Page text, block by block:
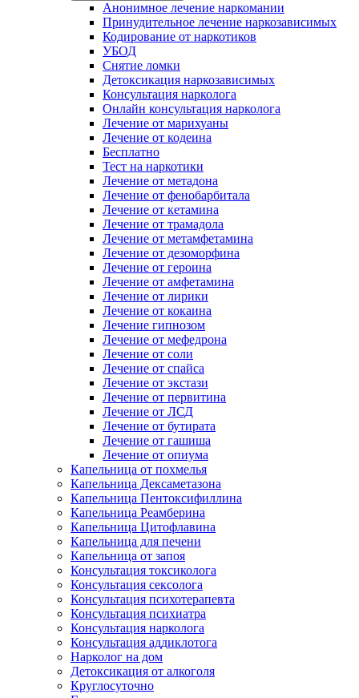
Анонимное лечение наркомании
Принудительное лечение наркозависимых
Кодирование от наркотиков
УБОД
Снятие ломки
Детоксикация наркозависимых
Консультация нарколога
Онлайн консультация нарколога
Лечение от марихуаны
Лечение от кодеина
Бесплатно
Тест на наркотики
Лечение от метадона
Лечение от фенобарбитала
Лечение от кетамина
Лечение от трамадола
Лечение от метамфетамина
Лечение от дезоморфина
Лечение от героина
Лечение от амфетамина
Лечение от лирики
Лечение от кокаина
Лечение гипнозом
Лечение от мефедрона
Лечение от соли
Лечение от спайса
Лечение от экстази
Лечение от первитина
Лечение от ЛСД
Лечение от бутирата
Лечение от гашиша
Лечение от опиума
Капельница от похмелья
Капельница Дексаметазона
Капельница Пентоксифиллина
Капельница Реамберина
Капельница Цитофлавина
Капельница для печени
Капельница от запоя
Консультация токсиколога
Консультация сексолога
Консультация психотерапевта
Консультация психиатра
Консультация нарколога
Консультация аддиклотога
Нарколог на дом
Детоксикация от алкоголя
Круглосуточно